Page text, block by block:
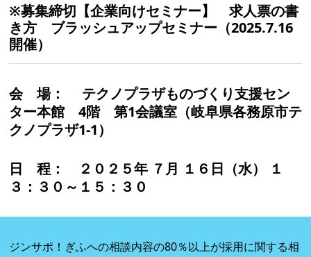
※募集締切【企業向けセミナー】 求人票の書
き方 ブラッシュアップセミナー（2025.7.16
開催）
会 場：
テクノプラザものづくり支援セン
ター本館 4階 第1会議室（岐阜県各務原市テ
クノプラザ1-1）
日 程：
２０２５年 ７月 １６日（水） １
３：３０～１５：３０
ジンサポ！ぎふへの相談内容の80％以上が採用に関する相